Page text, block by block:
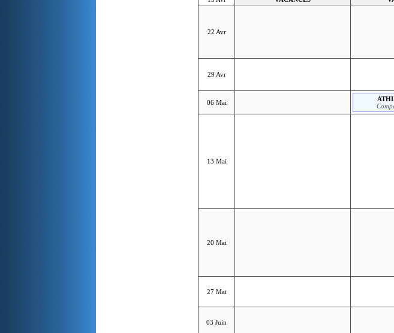
22 Avr
29 Avr
06 Mai
13 Mai
20 Mai
27 Mai
03 Juin